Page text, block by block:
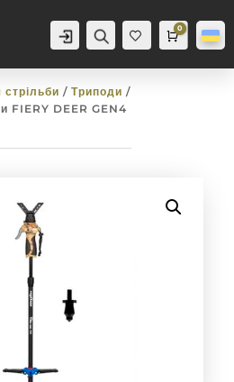
Аккаунт Пошук
Баж
анн
Cart
0
0,0грн
/ Триподи /
FIERY DEER GEN4